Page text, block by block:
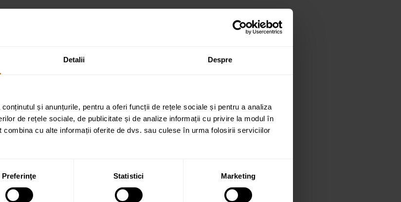
Detalii Despre
și anunțurile, pentru a oferi funcții de rețele sociale și pentru a analiza
de rețele sociale, de publicitate și de analize informații cu privire la modul în
cu alte informații oferite de dvs. sau culese în urma folosirii serviciilor
Preferinţe Statistici Marketing
alba”